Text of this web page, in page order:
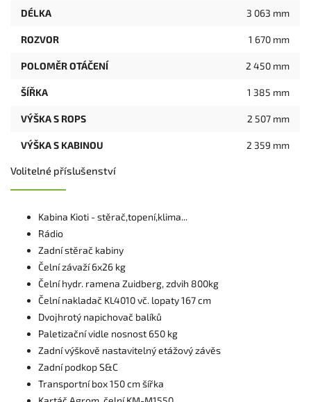
DÉLKA 3 063 mm
ROZVOR 1 670 mm
POLOMĚR OTÁČENÍ 2 450 mm
ŠÍŘKA 1 385 mm
VÝŠKA S ROPS 2 507 mm
VÝŠKA S KABINOU 2 359 mm
Volitelné příslušenství
Kabina Kioti - stěrač,topení,klima...
Rádio
Zadní stěrač kabiny
Čelní závaží 6x26 kg
Čelní hydr. ramena Zuidberg, zdvih 800kg
Čelní nakladač KL4010 vč. lopaty 167 cm
Dvojhrotý napichovač balíků
Paletizační vidle nosnost 650 kg
Zadní výškově nastavitelný etážový závěs
Zadní podkop S&C
Transportní box 150 cm šířka